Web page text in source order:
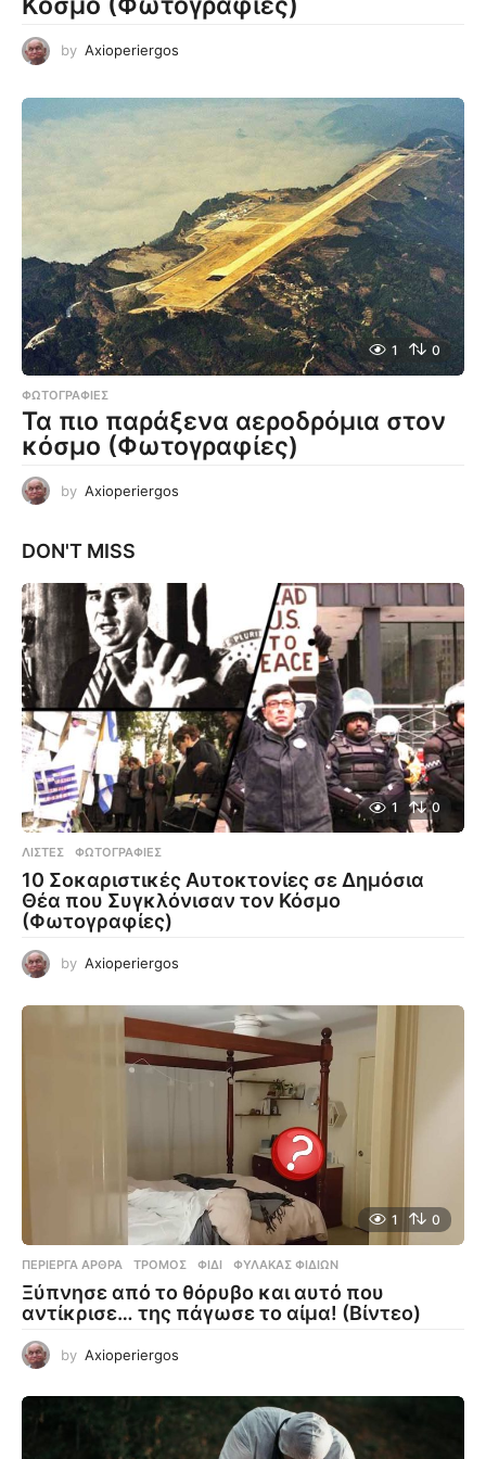
by Axioperiergos
1 0
ΦΩΤΟΓΡΑΦΊΕΣ
Τα πιο παράξενα αεροδρόμια στον
κόσμο (Φωτογραφίες)
by Axioperiergos
DON'T MISS
1 0
ΛΊΣΤΕΣ ,ΦΩΤΟΓΡΑΦΊΕΣ
10 Σοκαριστικές Αυτοκτονίες σε Δημόσια
Θέα που Συγκλόνισαν τον Κόσμο
(Φωτογραφίες)
by Axioperiergos
1 0
ΠΕΡΊΕΡΓΑ ΆΡΘΡΑ ΤΡΌΜΟΣ ,ΦΊΔΙ ,ΦΎΛΑΚΑΣ ΦΙΔΙΏΝ
Ξύπνησε από το θόρυβο και αυτό που
αντίκρισε… της πάγωσε το αίμα! (Βίντεο)
by Axioperiergos